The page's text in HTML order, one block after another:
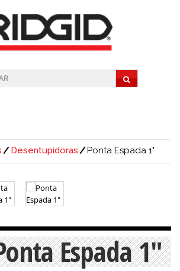
Desentupidoras Ponta Espada 1"
Espada 1"